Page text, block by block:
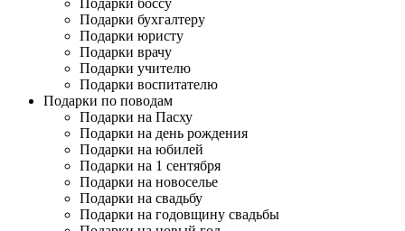
Подарки боссу
Подарки бухгалтеру
Подарки юристу
Подарки врачу
Подарки учителю
Подарки воспитателю
Подарки по поводам
Подарки на Пасху
Подарки на день рождения
Подарки на юбилей
Подарки на 1 сентября
Подарки на новоселье
Подарки на свадьбу
Подарки на годовщину свадьбы